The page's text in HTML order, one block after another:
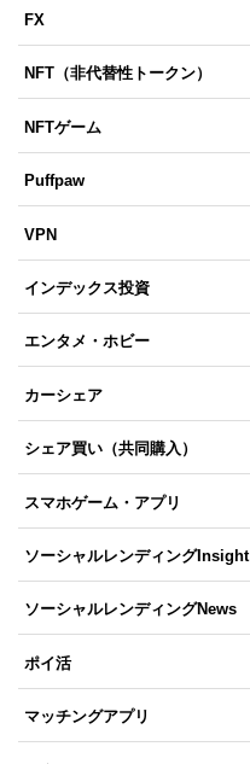
FX
NFT（非代替性トークン）
NFTゲーム
Puffpaw
VPN
インデックス投資
エンタメ・ホビー
カーシェア
シェア買い（共同購入）
スマホゲーム・アプリ
ソーシャルレンディングInsight
ソーシャルレンディングNews
ポイ活
マッチングアプリ